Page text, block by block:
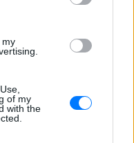
my
of my
with the
24 βαθμούς
πιο πυκνές τις
με τοπικές
μεμονωμένες